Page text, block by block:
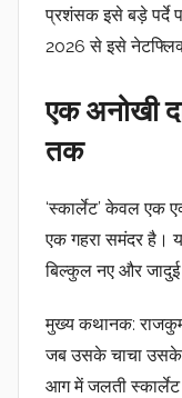
प्रशंसक इसे बड़े पर्दे
2026 से इसे
एक अनोखी
तक
‘स्कार्लेट’ केवल एक
एक गहरा समंदर है।
बिल्कुल नए और
मुख्य कथानक:
जब उसके चाचा उसके
आग में जलती स्कार्लेट